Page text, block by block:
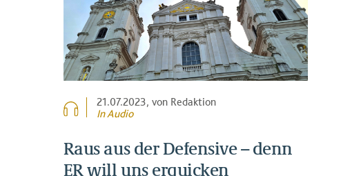
21.07.2023, von Redaktion
In Audio
Raus aus der Defensive – denn
ER will uns erquicken